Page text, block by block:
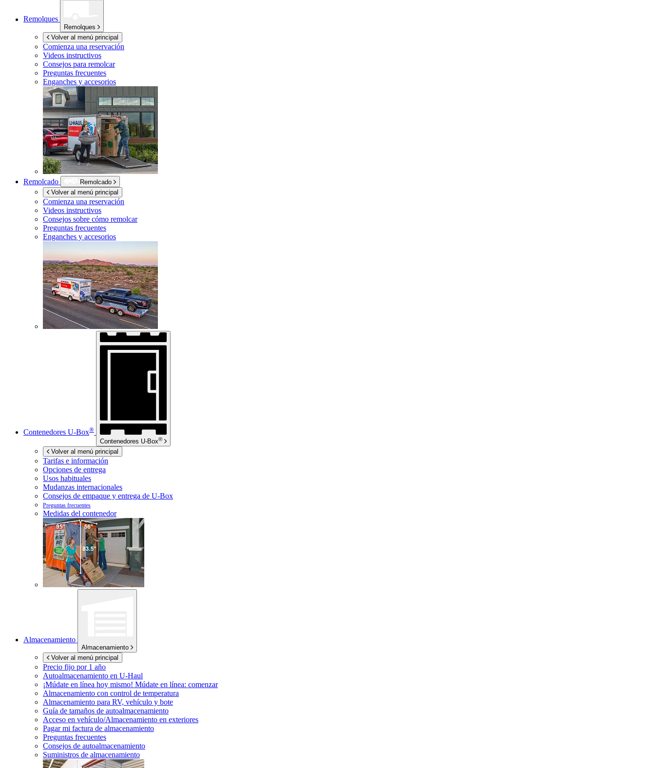
Remolques
Remolques
Volver al menú principal
Comienza una reservación
Videos instructivos
Consejos para remolcar
Preguntas frecuentes
Enganches y accesorios
Remolcado
Remolcado
Volver al menú principal
Comienza una reservación
Videos instructivos
Consejos sobre cómo remolcar
Preguntas frecuentes
Enganches y accesorios
Contenedores U-Box®
Contenedores U-Box®
Volver al menú principal
Tarifas e información
Opciones de entrega
Usos habituales
Mudanzas internacionales
Consejos de empaque y entrega de U-Box
Preguntas frecuentes
Medidas del contenedor
Almacenamiento
Almacenamiento
Volver al menú principal
Precio fijo por 1 año
Autoalmacenamiento en U-Haul
¡Múdate en línea hoy mismo! Múdate en línea: comenzar
Almacenamiento con control de temperatura
Almacenamiento para RV, vehículo y bote
Guía de tamaños de autoalmacenamiento
Acceso en vehículo/Almacenamiento en exteriores
Pagar mi factura de almacenamiento
Preguntas frecuentes
Consejos de autoalmacenamiento
Suministros de almacenamiento